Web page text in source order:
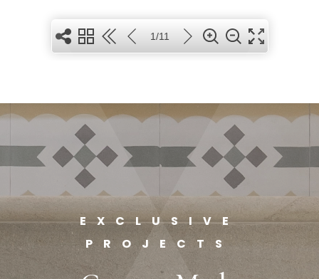
1/11
EXCLUSIVE
PROJECTS